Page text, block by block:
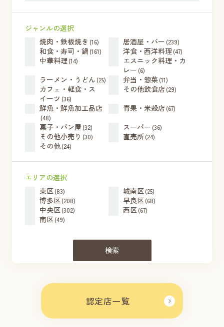
認定店一覧
ジャンルの選択
焼肉・鉄板焼き (16) 居酒屋・バー (239)
和食・寿司・鍋 (161) 洋食・西洋料理 (47)
中華料理 (14)
エスニック料理・カ
レー (6)
ラーメン・うどん (25) 弁当・惣菜(11)
カフェ・軽食・ス
イーツ (36)
その他飲食店(29)
鮮魚・鮮魚加工品店
(48)
青果・米殻店(67)
菓子・パン屋 (32) スーパー (36)
その他小売り (30) 直売所(24)
その他(24)
エリアの選択
東区(83) 城南区(25)
博多区(208) 早良区(68)
中央区(302) 西区(67)
南区(49)
検索